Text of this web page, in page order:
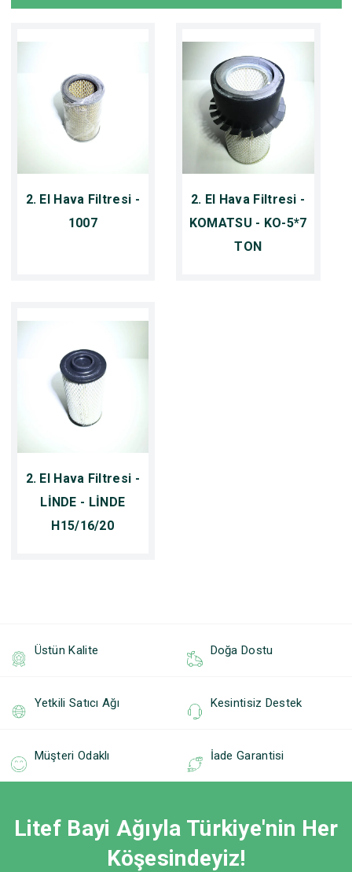
2. El Hava Filtresi -
1007
2. El Hava Filtresi -
KOMATSU - KO-5*7
TON
2. El Hava Filtresi -
LİNDE - LİNDE
H15/16/20
Üstün Kalite Doğa Dostu
Yetkili Satıcı Ağı Kesintisiz Destek
Müşteri Odaklı İade Garantisi
Litef Bayi Ağıyla Türkiye'nin Her
Köşesindeyiz!